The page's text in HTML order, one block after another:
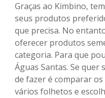
Graças ao Kimbino,
seus produtos
que precisa. No
oferecer produtos
categoria. Para que
Águas Santas. Se quer
de fazer é comparar
vários folhetos e